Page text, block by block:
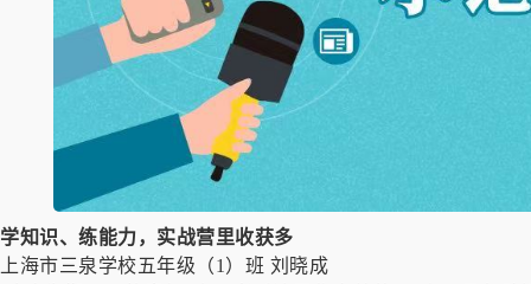
学知识、练能力，实战营里收获多
上海市三泉学校五年级（1）班 刘晓成